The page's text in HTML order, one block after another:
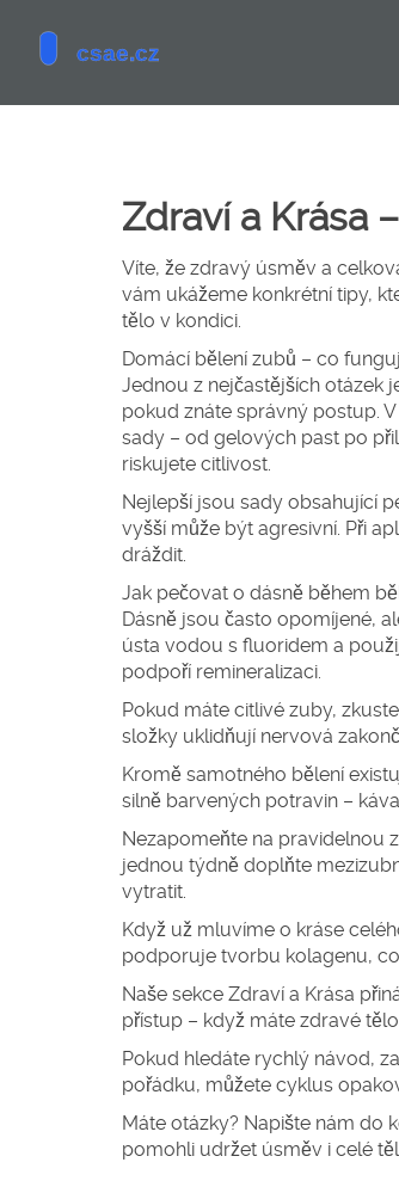
Zdraví a Krása
Víte, že zdravý úsměv a
vám ukážeme konkrétní tipy,
tělo v kondici.
Domácí bělení zubů – co
Jednou z nejčastějších otázek
pokud znáte správný postup. V
sady – od gelových past po
riskujete citlivost.
Nejlepší jsou sady obsahující
vyšší může být agresivní. Při
dráždit.
Jak pečovat o dásně během
Dásně jsou často opomíjené,
ústa vodou s fluoridem a
podpoří remineralizaci.
Pokud máte citlivé zuby,
složky uklidňují nervová
Kromě samotného bělení
silně barvených potravin –
Nezapomeňte na pravidelnou
jednou týdně doplňte
vytratit.
Když už mluvíme o kráse
podporuje tvorbu kolagenu,
Naše sekce Zdraví a Krása
přístup – když máte zdravé
Pokud hledáte rychlý návod,
pořádku, můžete cyklus
Máte otázky? Napište nám do
pomohli udržet úsměv i celé